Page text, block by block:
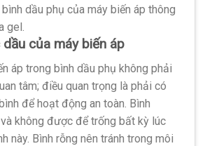
dầu phụ của máy biến áp thông
gel.
của máy biến áp
áp trong bình dầu phụ không phải
tâm; điều quan trọng là phải có
để hoạt động an toàn. Bình
không được để trống bất kỳ lúc
này. Bình rỗng nên tránh trong môi